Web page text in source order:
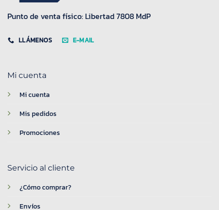
Punto de venta físico: Libertad 7808 MdP
LLÁMENOS E-MAIL
Mi cuenta
Mi cuenta
Mis pedidos
Promociones
Servicio al cliente
¿Cómo comprar?
Envíos